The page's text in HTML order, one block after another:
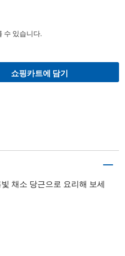
수 있습니다.
쇼핑카트에 담기
채소 당근으로 요리해 보세